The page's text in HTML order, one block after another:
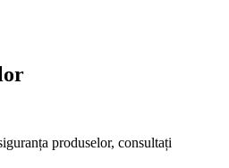
produselor, consultați